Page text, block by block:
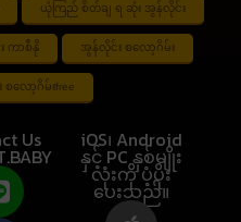
ယုံကြည် စိတ်ချ ရ ဆုံး အွန်လိုင်း
ကာစီနို အွန်လိုင်း စလော့ဂိမ်း
လော့ဂိမ်းfree
Us iOS၊ Android
နှင့် PC နှစ်မျိုး
လုံးကို ပံ့ပိုး
ပေးသည်။